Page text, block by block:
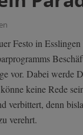
Festo in
vor. Dabei werde
keine Rede
verbittert, denn
verehrt.